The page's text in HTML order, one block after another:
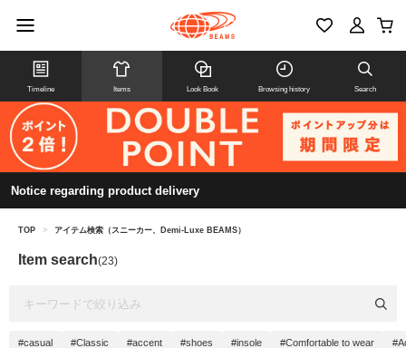
Timeline Items Look Book Browsing history Search
Notice regarding product delivery
TOP > アイテム検索（スニーカー、Demi-Luxe BEAMS）
Item search(23)
#casual #Classic #accent #shoes #insole #Comfortable to wear